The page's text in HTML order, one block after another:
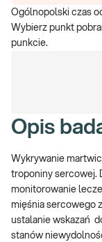
Ogólnopolski czas
Wybierz punkt
punkcie.
Opis
Wykrywanie
troponiny sercowej.
monitorowanie
mięśnia sercowego
ustalanie wskazań
stanów